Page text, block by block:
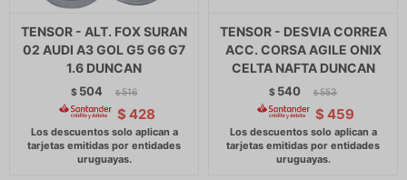
TENSOR - ALT. FOX SURAN
02 AUDI A3 GOL G5 G6 G7
1.6 DUNCAN
$ 504 $ 516
$ 428
TENSOR - DESVIA CORREA
ACC. CORSA AGILE ONIX
CELTA NAFTA DUNCAN
$ 540 $ 553
$ 459